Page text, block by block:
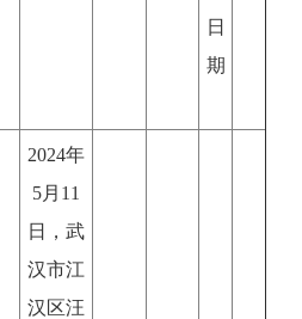
日
期
2024年
5月11
日，武
汉市江
汉区汪